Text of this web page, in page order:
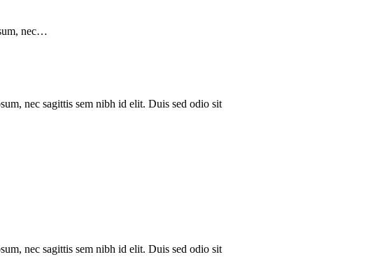
nec…
nec sagittis sem nibh id elit. Duis sed odio sit
nec sagittis sem nibh id elit. Duis sed odio sit